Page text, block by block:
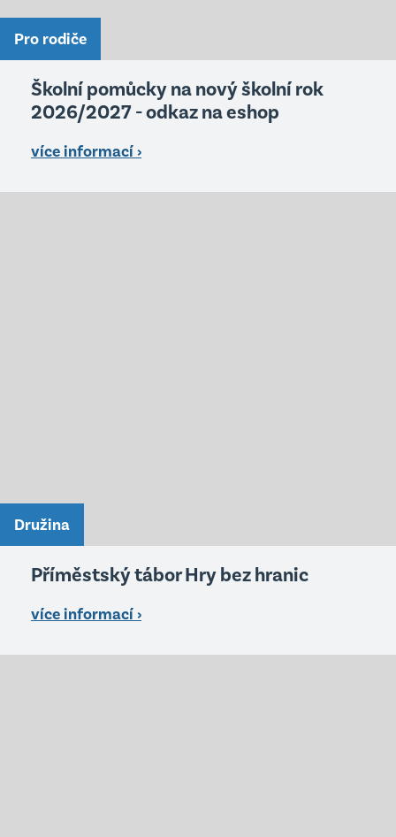
Pro rodiče
Školní pomůcky na nový školní rok
2026/2027 - odkaz na eshop
více informací ›
Družina
Příměstský tábor Hry bez hranic
více informací ›